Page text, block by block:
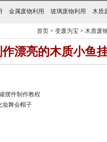
金属废物利用 玻璃废物利用 木质
首页 >变废为宝 >木质废
漂亮的木质小鱼
摆件制作教程
妆舞会帽子